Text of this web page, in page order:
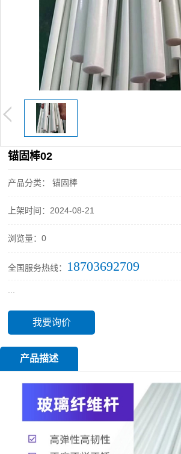
锚固棒02
产品分类： 锚固棒
上架时间：2024-08-21
浏览量：0
全国服务热线： 18703692709
我要询价
产品描述